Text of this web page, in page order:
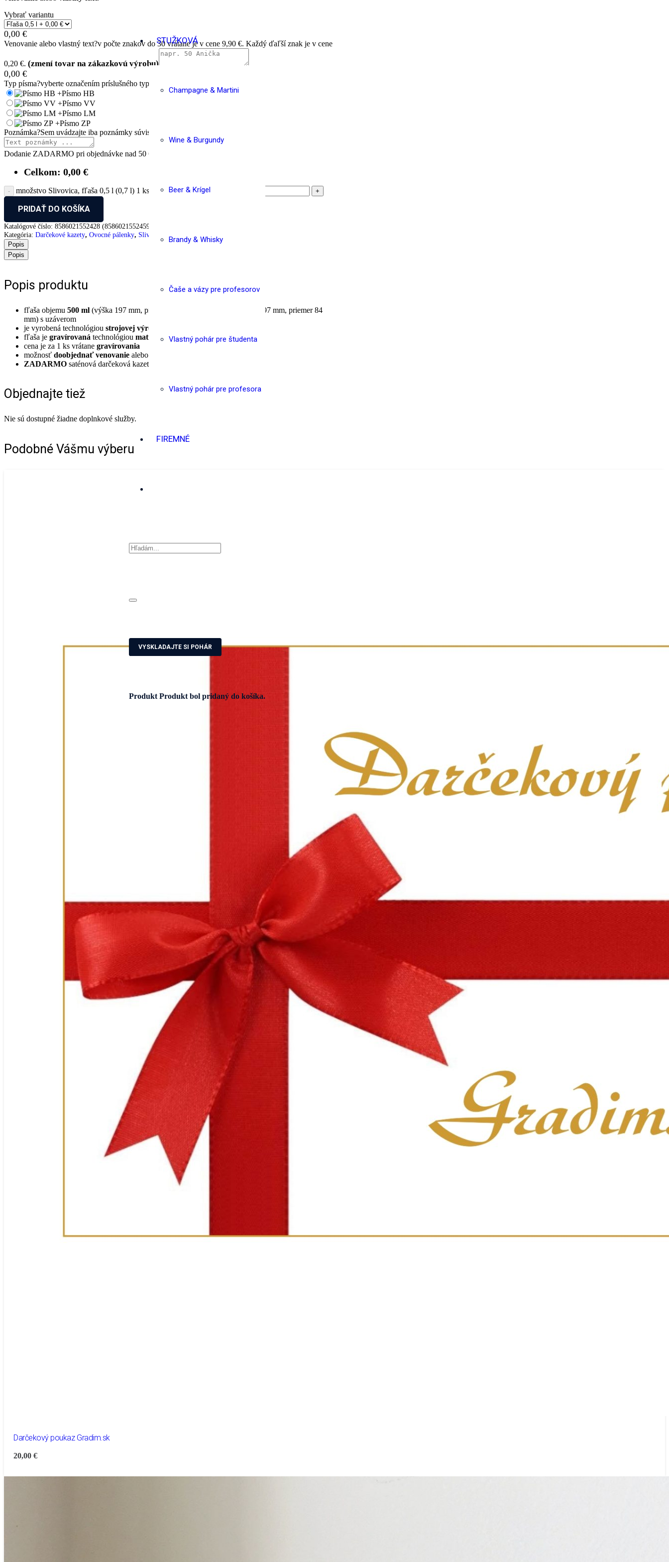
STUŽKOVÁ
Champagne & Martini
Wine & Burgundy
Beer & Krígel
Brandy & Whisky
Čaše a vázy pre profesorov
Vlastný pohár pre študenta
Vlastný pohár pre profesora
FIREMNÉ
VYSKLADAJTE SI POHÁR
Produkt Produkt bol pridaný do košíka.
Vybrať variantu
0,00 €
Venovanie alebo vlastný text?v počte znakov do 30 vrátane je v cene 9,90 €. Každý ďaľší znak je v cene
0,20 €.
0,00 €
Typ písma?vyberte označením príslušného typu
+Písmo HB
+Písmo VV
+Písmo LM
+Písmo ZP
Poznámka?Sem uvádzajte iba poznámky súvisiace s objednávaným produktom.
Dodanie ZADARMO pri objednávke nad 50 €.
Celkom: 0,00 €
množstvo Slivovica, fľaša 0,5 l (0,7 l) 1 ks, v darčekovej kazete
PRIDAŤ DO KOŠÍKA
Katalógové číslo: 8586021552428 (8586021552459)
Kategória: Darčekové kazety, Ovocné pálenky, Slivovica
Popis
Popis
Popis produktu
fľaša objemu 500 ml (výška 197 mm, priemer 84 mm) resp.
(výška 197 mm, priemer 84
mm) s uzáverom
je vyrobená technológiou strojovej výroby
fľaša je gravírovaná technológiou matného brúsu
cena je za 1 ks vrátane gravírovania
možnosť doobjednať venovanie alebo
ZADARMO saténová darčeková kazeta
Objednajte tiež
Nie sú dostupné žiadne doplnkové služby.
Podobné Vášmu výberu
Darčekový poukaz Gradim.sk
20,00€